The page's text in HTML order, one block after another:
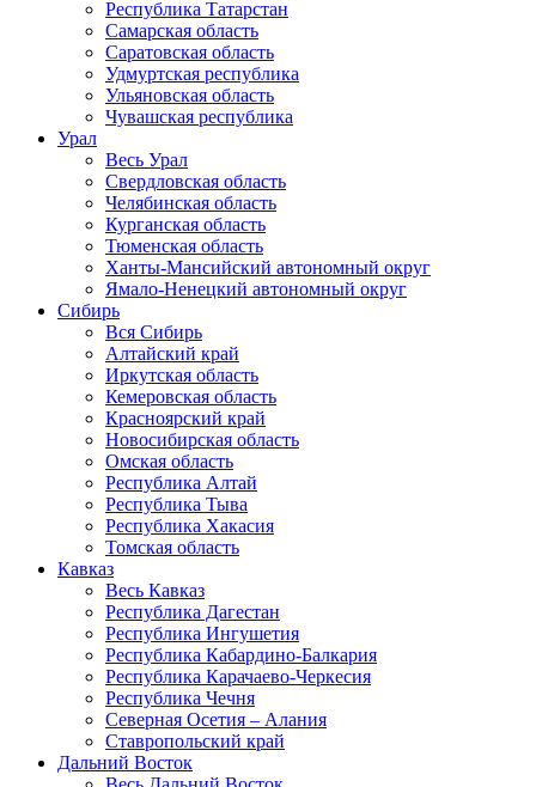
Республика Татарстан
Самарская область
Саратовская область
Удмуртская республика
Ульяновская область
Чувашская республика
Урал
Весь Урал
Свердловская область
Челябинская область
Курганская область
Тюменская область
Ханты-Мансийский автономный округ
Ямало-Ненецкий автономный округ
Сибирь
Вся Сибирь
Алтайский край
Иркутская область
Кемеровская область
Красноярский край
Новосибирская область
Омская область
Республика Алтай
Республика Тыва
Республика Хакасия
Томская область
Кавказ
Весь Кавказ
Республика Дагестан
Республика Ингушетия
Республика Кабардино-Балкария
Республика Карачаево-Черкесия
Республика Чечня
Северная Осетия – Алания
Ставропольский край
Дальний Восток